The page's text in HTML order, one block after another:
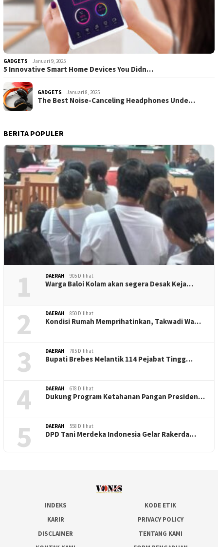
GADGETS Januari 9, 2025
5 Innovative Smart Home Devices You Didn…
GADGETS Januari 8, 2025
The Best Noise-Canceling Headphones Unde…
BERITA POPULER
1 DAERAH 905 Dilihat
Warga Baloi Kolam akan segera Desak Keja…
2 DAERAH 850 Dilihat
Kondisi Rumah Memprihatinkan, Takwadi Wa…
3 DAERAH 785 Dilihat
Bupati Brebes Melantik 114 Pejabat Tingg…
4 DAERAH 678 Dilihat
Dukung Program Ketahanan Pangan Presiden…
5 DAERAH 558 Dilihat
DPD Tani Merdeka Indonesia Gelar Rakerda…
INDEKS
KODE ETIK
KARIR
PRIVACY POLICY
DISCLAIMER
TENTANG KAMI